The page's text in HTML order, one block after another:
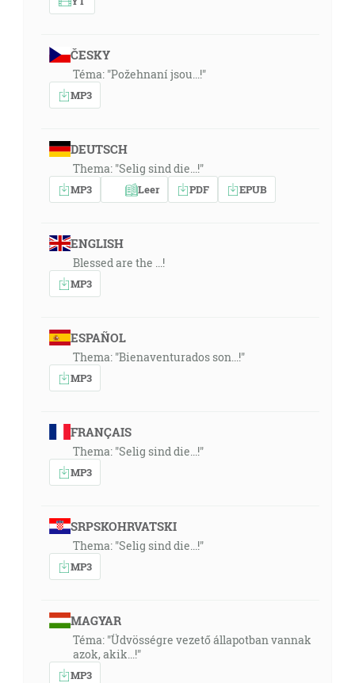
ČESKY
Téma: "Požehnaní jsou...!"
MP3
DEUTSCH
Thema: "Selig sind die...!"
MP3 Leer PDF EPUB
ENGLISH
Blessed are the ...!
MP3
ESPAÑOL
Thema: "Bienaventurados son...!"
MP3
FRANÇAIS
Thema: "Selig sind die...!"
MP3
SRPSKOHRVATSKI
Thema: "Selig sind die...!"
MP3
MAGYAR
Téma: "Üdvösségre vezető állapotban vannak
azok, akik...!"
MP3